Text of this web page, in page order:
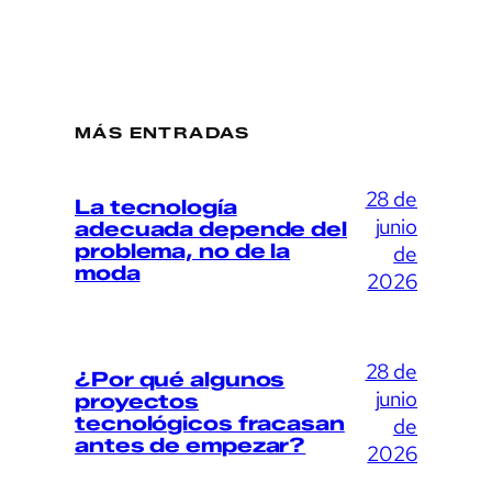
MÁS ENTRADAS
La tecnología
adecuada depende del
problema, no de la
moda
28 de
junio
de
2026
¿Por qué algunos
proyectos
tecnológicos fracasan
antes de empezar?
28 de
junio
de
2026